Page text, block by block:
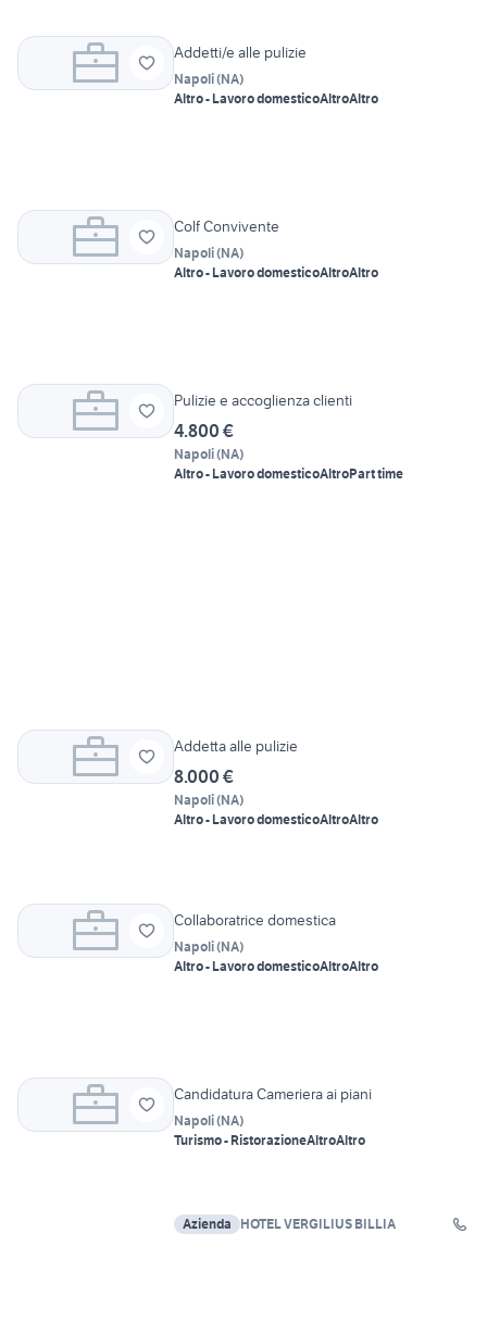
Addetti/e alle pulizie
Napoli(NA)
Altro - Lavoro domesticoAltroAltro
Colf Convivente
Napoli(NA)
Altro - Lavoro domesticoAltroAltro
Pulizie e accoglienza clienti
4.800 €
Napoli(NA)
Altro - Lavoro domesticoAltroPart time
Addetta alle pulizie
8.000 €
Napoli(NA)
Altro - Lavoro domesticoAltroAltro
Collaboratrice domestica
Napoli(NA)
Altro - Lavoro domesticoAltroAltro
Candidatura Cameriera ai piani
Napoli(NA)
Turismo - RistorazioneAltroAltro
Azienda HOTEL VERGILIUS BILLIA